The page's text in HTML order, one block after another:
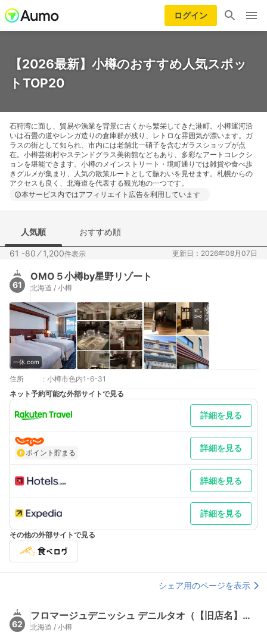
ログイン
【2026最新】小樽のおすすめ人気スポッ
トTOP20
石狩湾に面し、貿易や漁業を背景に古くから繁栄してきた港町。小樽運河沿
いは石畳の道やレンガ造りの倉庫群が残り、レトロな雰囲気が漂います。ガ
ラスの街として知られ、市内には老舗北一硝子を含むガラスショップが点
在。小樽芸術村やステンドグラス美術館などもあり、多彩なアートコレクシ
ョンを堪能できます。小樽のメインストリート・境町通りでは雑貨や食べ歩
きグルメが集まり、人気の散策ルートとして賑わいを見せます。札幌からの
アクセスも良く、北海道を代表する観光地の一つです。
本サービス内ではアフィリエイト広告を利用しています
人気順 おすすめ順
61 -80 ⁄1,200件表示 更新日：2026年08月07日
61
OMO５小樽by星野リゾート
北海道 / 小樽
一休.com
住所 : 小樽市色内1-6-31
ネット予約可能な外部サイトで見る
詳細を見る
ポイント貯まる 詳細を見る
詳細を見る
詳細を見る
その他の外部サイトで見る
シェア用のページを表示
62
フロマージュデニッシュ デニルタオ（【旧店名】ルタオ チーズケーキ ラボ）
北海道 / 小樽